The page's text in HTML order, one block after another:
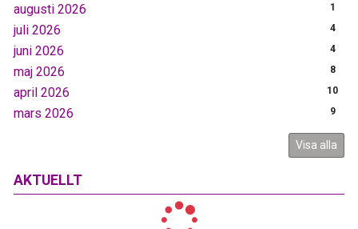
augusti 2026 1
juli 2026 4
juni 2026 4
maj 2026 8
april 2026 10
mars 2026 9
Visa alla
AKTUELLT